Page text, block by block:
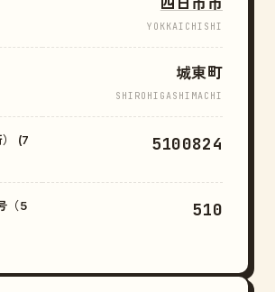
四日市市
YOKKAICHISHI
城東町
SHIROHIGASHIMACHI
(7
5100824
（5
510